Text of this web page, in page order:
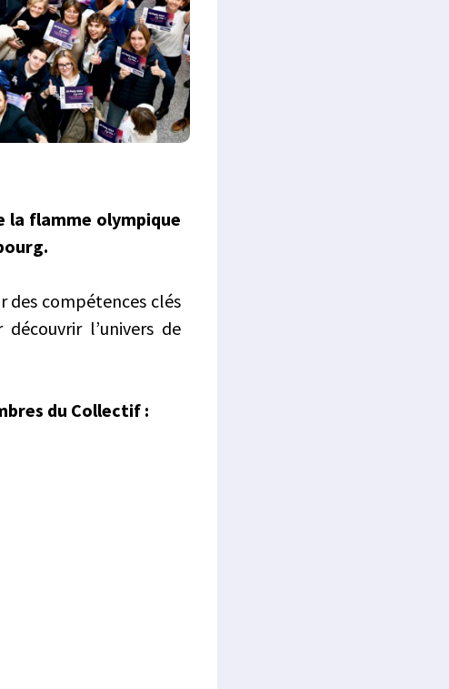
la flamme olympique
des compétences clés
l’univers de
du Collectif :